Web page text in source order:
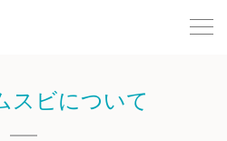
スビについて